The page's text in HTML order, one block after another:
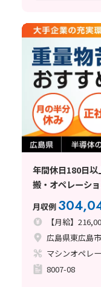
年間休日180日
搬・オペレーシ
月収例
【月給】
広島県東広島市
8007-08